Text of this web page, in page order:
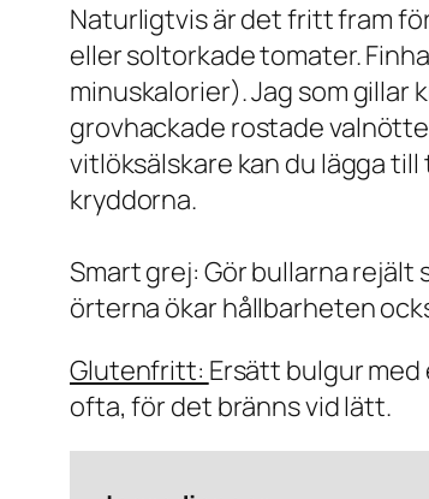
Naturligtvis är det fritt fram
eller soltorkade tomater.
minuskalorier). Jag som
grovhackade rostade
vitlöksälskare kan du lägga
kryddorna.
Smart grej: Gör bullarna rejält
örterna ökar hållbarheten
Glutenfritt: Ersätt bulgur med
ofta, för det bränns vid lätt.